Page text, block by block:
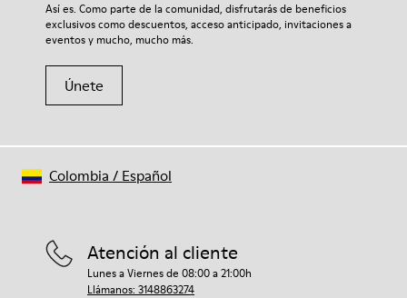
Así es. Como parte de la comunidad, disfrutarás de beneficios
exclusivos como descuentos, acceso anticipado, invitaciones a
eventos y mucho, mucho más.
Únete
Atención al cliente
Lunes a Viernes de 08:00 a 21:00h
Llámanos: 3148863274
Colombia / Español